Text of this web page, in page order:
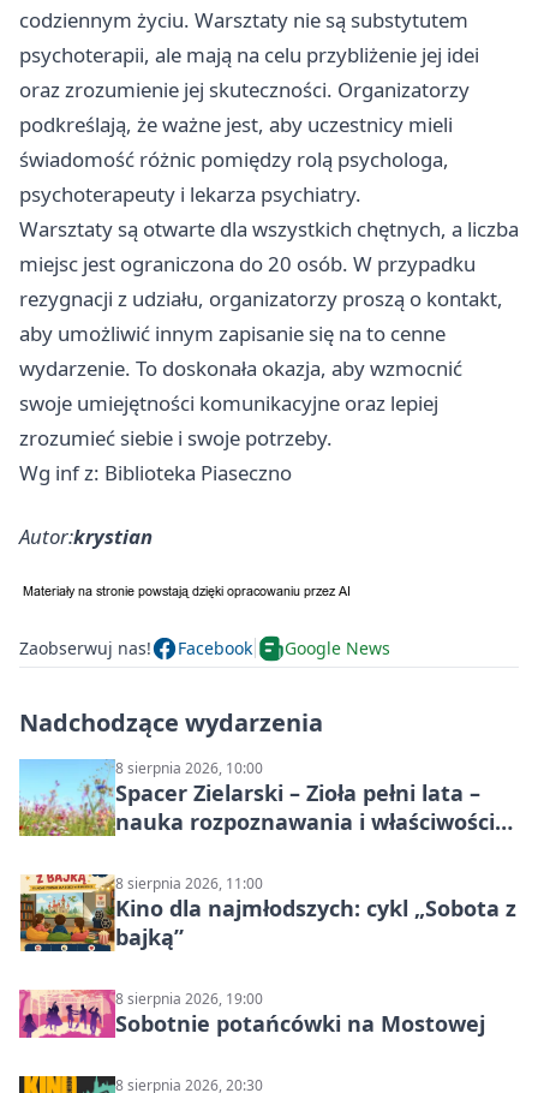
codziennym życiu. Warsztaty nie są substytutem
psychoterapii, ale mają na celu przybliżenie jej idei
oraz zrozumienie jej skuteczności. Organizatorzy
podkreślają, że ważne jest, aby uczestnicy mieli
świadomość różnic pomiędzy rolą psychologa,
psychoterapeuty i lekarza psychiatry.
Warsztaty są otwarte dla wszystkich chętnych, a liczba
miejsc jest ograniczona do 20 osób. W przypadku
rezygnacji z udziału, organizatorzy proszą o kontakt,
aby umożliwić innym zapisanie się na to cenne
wydarzenie. To doskonała okazja, aby wzmocnić
swoje umiejętności komunikacyjne oraz lepiej
zrozumieć siebie i swoje potrzeby.
Wg inf z: Biblioteka Piaseczno
Autor:krystian
Zaobserwuj nas! Facebook Google News
Nadchodzące wydarzenia
8 sierpnia 2026, 10:00
Spacer Zielarski – Zioła pełni lata –
nauka rozpoznawania i właściwości
8 sierpnia 2026, 11:00
Kino dla najmłodszych: cykl „Sobota z
bajką”
8 sierpnia 2026, 19:00
Sobotnie potańcówki na Mostowej
8 sierpnia 2026, 20:30